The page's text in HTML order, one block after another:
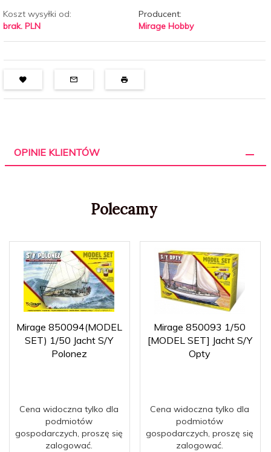
Koszt wysyłki od:
brak. PLN
Producent:
Mirage Hobby
OPINIE KLIENTÓW
Polecamy
Mirage 850094(MODEL
SET) 1/50 Jacht S/Y
Polonez
Cena widoczna tylko dla
podmiotów
gospodarczych, proszę się
zalogować.
Mirage 850093 1/50
[MODEL SET] Jacht S/Y
Opty
Cena widoczna tylko dla
podmiotów
gospodarczych, proszę się
zalogować.